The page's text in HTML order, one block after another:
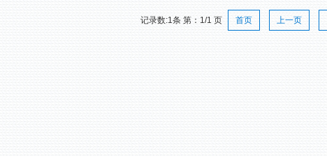
记录数:1条 第：1/1 页 首页 上一页